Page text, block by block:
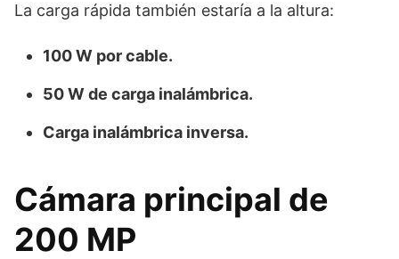
La carga rápida también estaría a la altura:
100 W por cable.
50 W de carga inalámbrica.
Carga inalámbrica inversa.
Cámara principal de
200 MP